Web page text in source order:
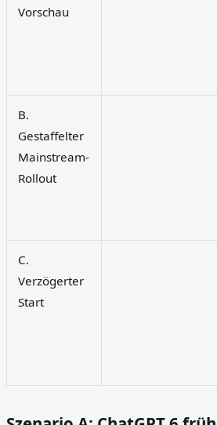
Vorschau
B.
Gestaffelter
Mainstream-
Rollout
C.
Verzögerter
Start